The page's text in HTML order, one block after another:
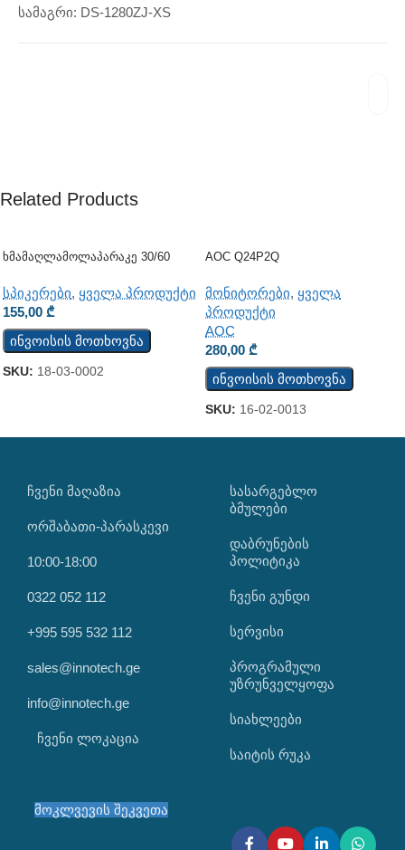
სამაგრი: DS-1280ZJ-XS
Related Products
Ხმამაღლამოლაპარაკე 30/60
სპიკერები, ყველა პროდუქტი
155,00 ₾
ინვოისის მოთხოვნა
SKU: 18-03-0002
AOC Q24P2Q
მონიტორები, ყველა
პროდუქტი
AOC
280,00 ₾
ინვოისის მოთხოვნა
SKU: 16-02-0013
ᲩᲕᲔᲜᲘ ᲛᲐᲦᲐᲖᲘᲐ
ორშაბათი-პარასკევი
10:00-18:00
0322 052 112
+995 595 532 112
sales@innotech.ge
info@innotech.ge
ჩვენი ლოკაცია
ᲡᲐᲡᲐᲠᲒᲔᲑᲚᲝ
ᲑᲛᲣᲚᲔᲑᲘ
დაბრუნების
პოლიტიკა
ჩვენი გუნდი
სერვისი
პროგრამული
უზრუნველყოფა
სიახლეები
საიტის რუკა
მოკლვევის შეკვეთა